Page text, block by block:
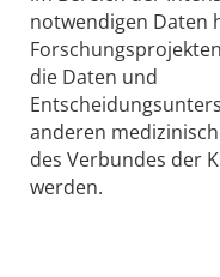
notwendigen Daten
die Daten und
anderen
des Verbundes der
werden.